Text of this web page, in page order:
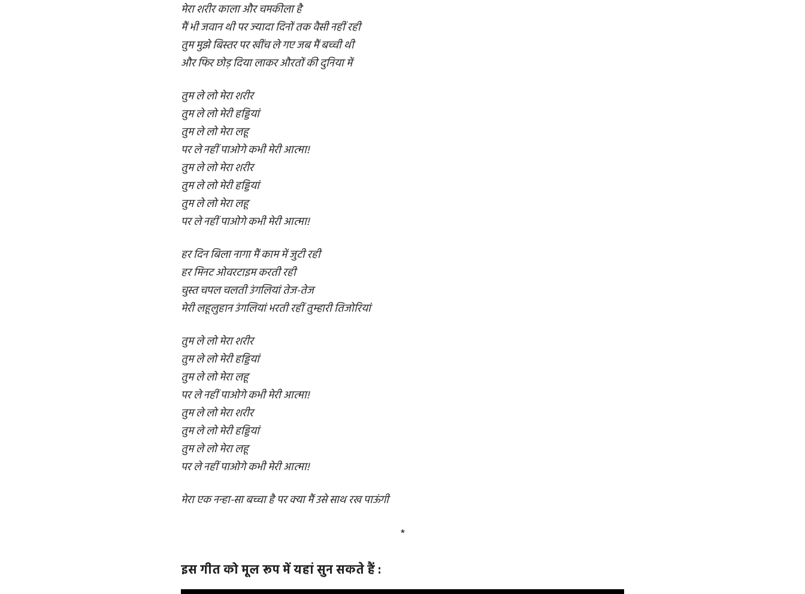
मेरा शरीर काला और चमकीला है
मैं भी जवान थी पर ज्यादा दिनों तक वैसी नहीं रही
तुम मुझे बिस्तर पर खींच ले गए जब मैं बच्ची थी
और फिर छोड़ दिया लाकर औरतों की दुनिया में
तुम ले लो मेरा शरीर
तुम ले लो मेरी हड्डियां
तुम ले लो मेरा लहू
पर ले नहीं पाओगे कभी मेरी आत्मा!
तुम ले लो मेरा शरीर
तुम ले लो मेरी हड्डियां
तुम ले लो मेरा लहू
पर ले नहीं पाओगे कभी मेरी आत्मा!
हर दिन बिला नागा मैं काम में जुटी रही
हर मिनट ओवरटाइम करती रही
चुस्त चपल चलती उंगलियां तेज-तेज
मेरी लहूलुहान उंगलियां भरती रहीं तुम्हारी तिजोरियां
तुम ले लो मेरा शरीर
तुम ले लो मेरी हड्डियां
तुम ले लो मेरा लहू
पर ले नहीं पाओगे कभी मेरी आत्मा!
तुम ले लो मेरा शरीर
तुम ले लो मेरी हड्डियां
तुम ले लो मेरा लहू
पर ले नहीं पाओगे कभी मेरी आत्मा!
मेरा एक नन्हा-सा बच्चा है पर क्या मैं उसे साथ रख पाऊंगी
*
इस गीत को मूल रूप में यहां सुन सकते हैं :